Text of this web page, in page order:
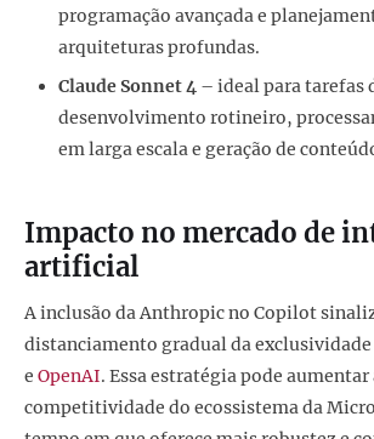
programação avançada e
arquiteturas profundas.
Claude Sonnet 4 – ideal para tarefas
desenvolvimento rotineiro,
em larga escala e geração de
Impacto no mercado de
artificial
A inclusão da Anthropic no Copilot
distanciamento gradual da
e OpenAI. Essa estratégia pode aumentar
competitividade do ecossistema da